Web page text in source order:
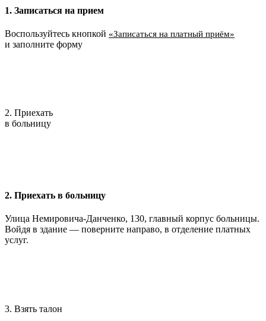
1. Записаться на прием
Воспользуйтесь кнопкой «Записаться на платный приём»
и заполните форму
2. Приехать
в больницу
2. Приехать в больницу
Улица Немировича-Данченко, 130, главный корпус больницы.
Войдя в здание — поверните направо, в отделение платных
услуг.
3. Взять талон